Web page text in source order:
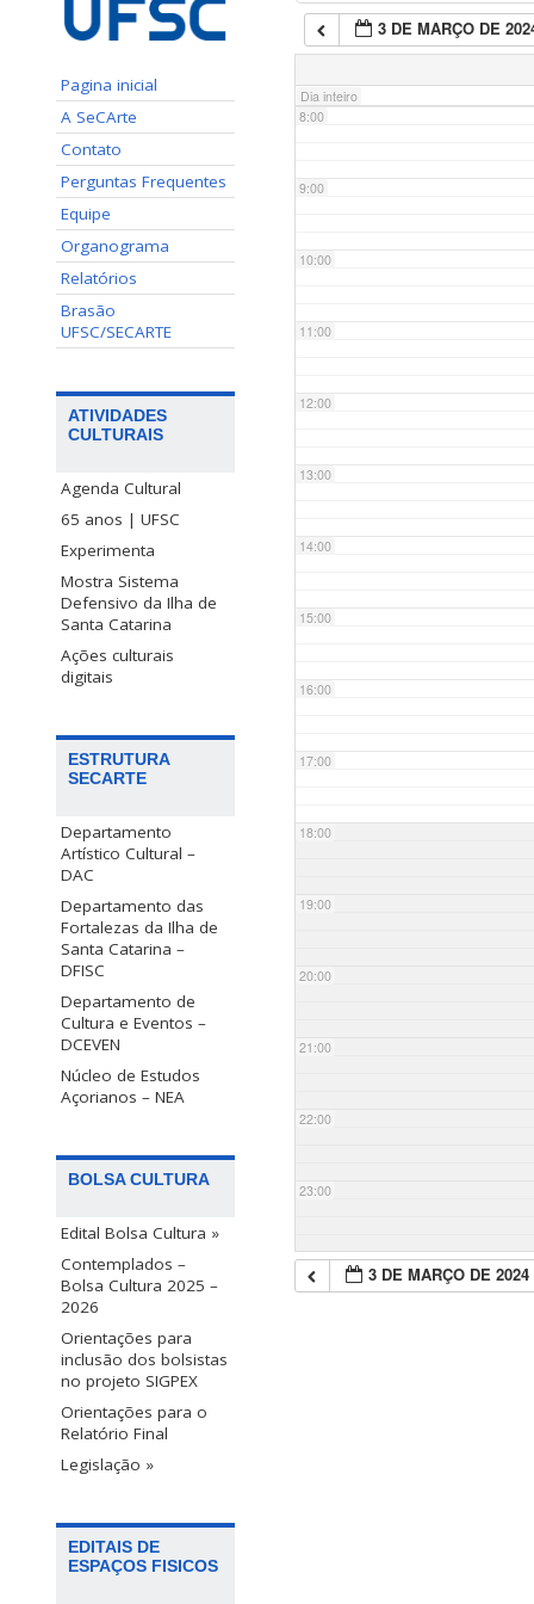
Pagina inicial
A SeCArte
Contato
Perguntas Frequentes
Equipe
Organograma
Relatórios
Brasão
UFSC/SECARTE
ATIVIDADES
CULTURAIS
Agenda Cultural
65 anos | UFSC
Experimenta
Mostra Sistema
Defensivo da Ilha de
Santa Catarina
Ações culturais
digitais
ESTRUTURA
SECARTE
Departamento
Artístico Cultural –
DAC
Departamento das
Fortalezas da Ilha de
Santa Catarina –
DFISC
Departamento de
Cultura e Eventos –
DCEVEN
Núcleo de Estudos
Açorianos – NEA
BOLSA CULTURA
Edital Bolsa Cultura »
Contemplados –
Bolsa Cultura 2025 –
2026
Orientações para
inclusão dos bolsistas
no projeto SIGPEX
Orientações para o
Relatório Final
Legislação »
EDITAIS DE
ESPAÇOS FISICOS
3 DE MARÇO DE
Dia inteiro
7:00
8:00
9:00
10:00
11:00
12:00
13:00
14:00
15:00
16:00
17:00
18:00
19:00
20:00
21:00
22:00
23:00
3 DE MARÇO DE 2024